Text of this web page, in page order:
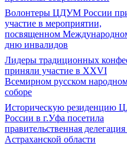
Волонтеры ЦДУМ России
участие в мероприятии,
посвященном
дню инвалидов
Лидеры традиционных
приняли участие в XXVI
Всемирном русском
соборе
Историческую резиденцию
России в г.Уфа посетила
правительственная делегация
Астраханской области